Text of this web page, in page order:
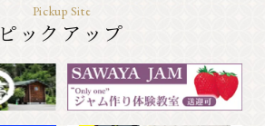
Pickup Site
ピックアップ